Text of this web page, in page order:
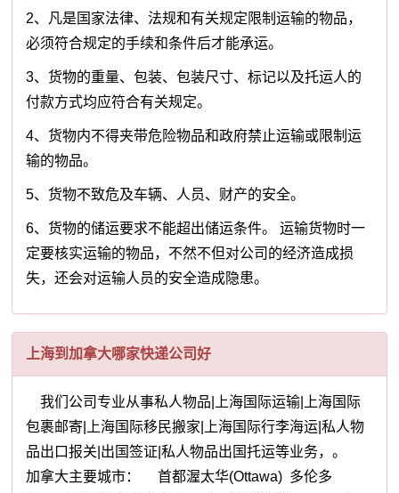
2、凡是国家法律、法规和有关规定限制运输的物品，
必须符合规定的手续和条件后才能承运。
3、货物的重量、包装、包装尺寸、标记以及托运人的
付款方式均应符合有关规定。
4、货物内不得夹带危险物品和政府禁止运输或限制运
输的物品。
5、货物不致危及车辆、人员、财产的安全。
6、货物的储运要求不能超出储运条件。 运输货物时一
定要核实运输的物品，不然不但对公司的经济造成损
失，还会对运输人员的安全造成隐患。
上海到加拿大哪家快递公司好
我们公司专业从事私人物品|上海国际运输|上海国际
包裹邮寄|上海国际移民搬家|上海国际行李海运|私人物
品出口报关|出国签证|私人物品出国托运等业务，。
加拿大主要城市： 首都渥太华(Ottawa) 多伦多